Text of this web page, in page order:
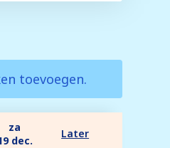
toevoegen.
za
dec.
Later